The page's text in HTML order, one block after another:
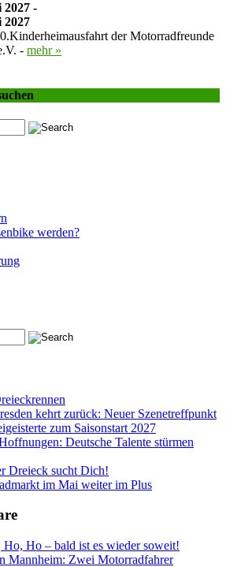
2027 -
2027
der Motorradfreunde
- mehr »
werden?
kehrt zurück: Neuer Szenetreffpunkt
zum Saisonstart 2027
Deutsche Talente stürmen
Dreieck sucht Dich!
im Mai weiter im Plus
Ho, Ho – bald ist es wieder soweit!
Mannheim: Zwei Motorradfahrer